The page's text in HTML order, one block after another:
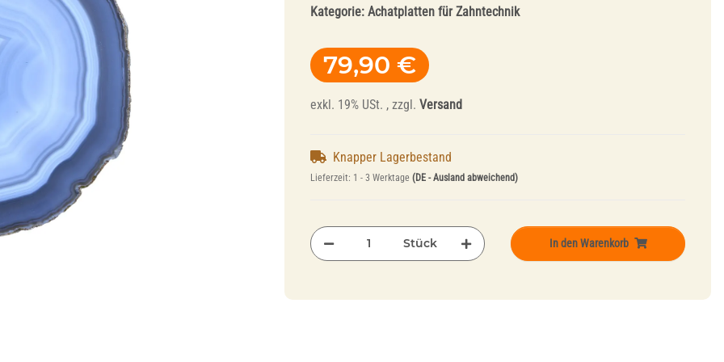
Fräser und
Polierer für
Schienentechnik
Abrichtwerkzeuge
und Mandrelle
Kategorie: Achatplatten für Zahntechnik
79,90 €
exkl. 19% USt. , zzgl. Versand
Knapper Lagerbestand
Lieferzeit: 1 - 3 Werktage (DE - Ausland abweichend)
Stück In den Warenkorb